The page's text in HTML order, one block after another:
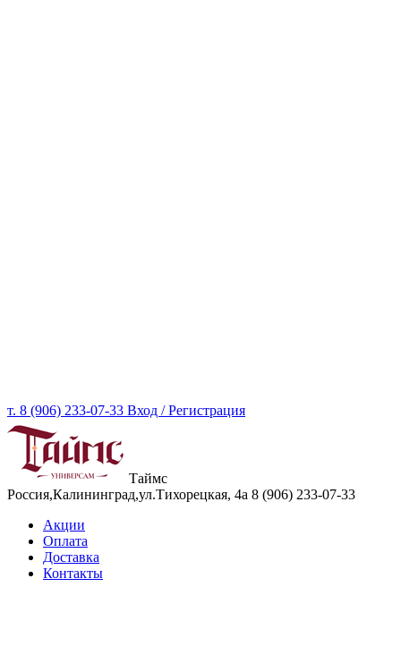
т. 8 (906) 233-07-33 Вход / Регистрация
Таймс
Россия,Калининград,ул.Тихорецкая, 4а 8 (906) 233-07-33
Акции
Оплата
Доставка
Контакты